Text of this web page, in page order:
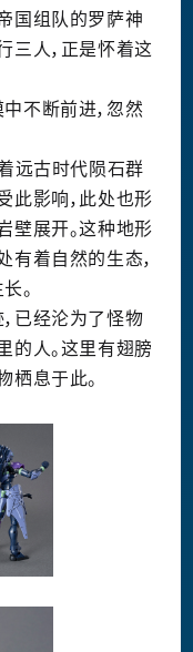
国组队的罗萨神
三人，正是怀着这
不断前进，忽然
远古时代陨石群
此影响，此处也形
壁展开。这种地形
有着自然的生态，
。
已经沦为了怪物
的人。这里有翅膀
栖息于此。